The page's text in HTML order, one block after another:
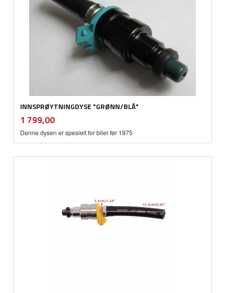
INNSPRØYTNINGDYSE "GRØNN/BLÅ"
Pris
1 799,00mva.
Denne dysen er spesielt for biler før 1975